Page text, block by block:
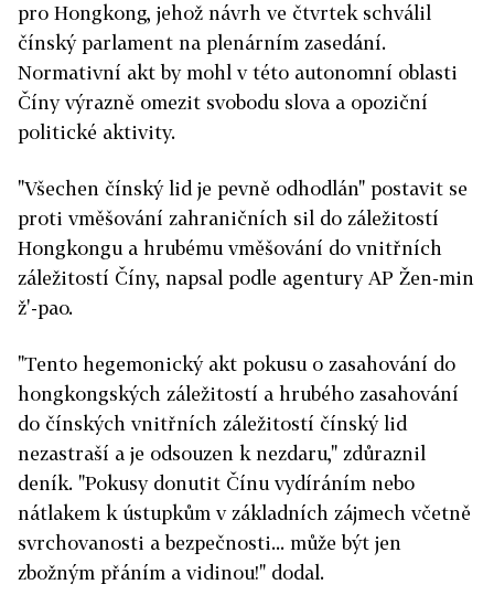
pro Hongkong, jehož návrh ve čtvrtek schválil
čínský parlament na plenárním zasedání.
Normativní akt by mohl v této autonomní oblasti
Číny výrazně omezit svobodu slova a opoziční
politické aktivity.
"Všechen čínský lid je pevně odhodlán" postavit se
proti vměšování zahraničních sil do záležitostí
Hongkongu a hrubému vměšování do vnitřních
záležitostí Číny, napsal podle agentury AP Žen-min
ž'-pao.
"Tento hegemonický akt pokusu o zasahování do
hongkongských záležitostí a hrubého zasahování
do čínských vnitřních záležitostí čínský lid
nezastraší a je odsouzen k nezdaru," zdůraznil
deník. "Pokusy donutit Čínu vydíráním nebo
nátlakem k ústupkům v základních zájmech včetně
svrchovanosti a bezpečnosti... může být jen
zbožným přáním a vidinou!" dodal.